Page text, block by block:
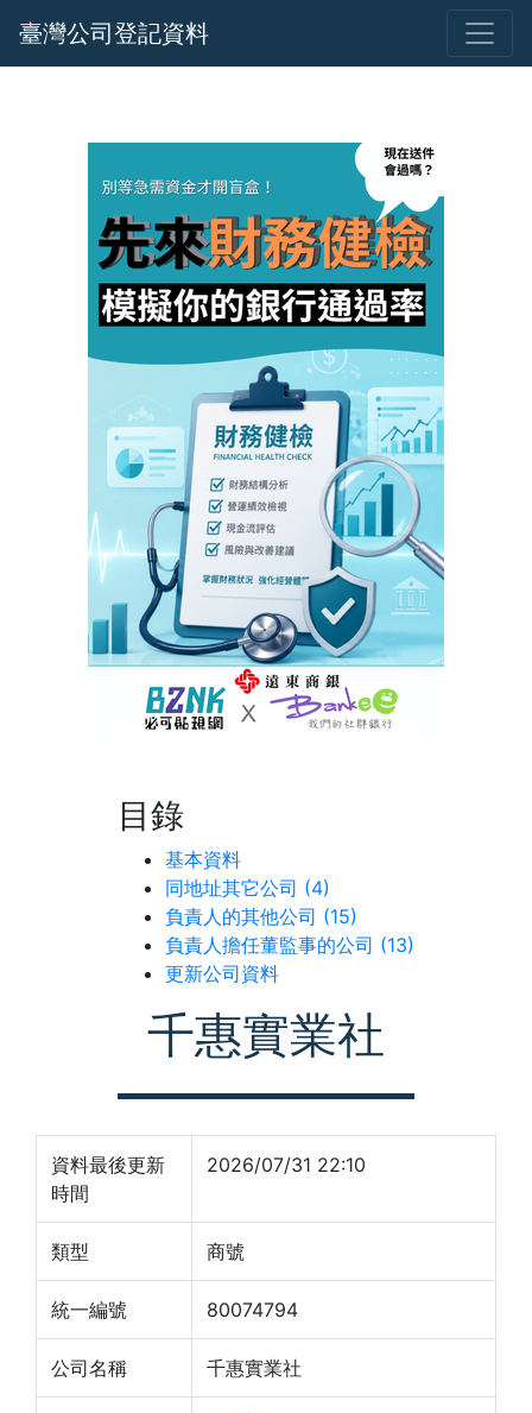
臺灣公司登記資料
目錄
基本資料
同地址其它公司 (4)
負責人的其他公司 (15)
負責人擔任董監事的公司 (13)
更新公司資料
千惠實業社
資料最後更新
時間
2026/07/31 22:10
類型 商號
統一編號 80074794
公司名稱 千惠實業社